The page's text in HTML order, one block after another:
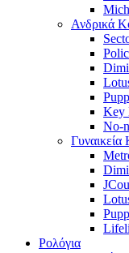
Ανδρικά
Key
No-
Ρολόγια